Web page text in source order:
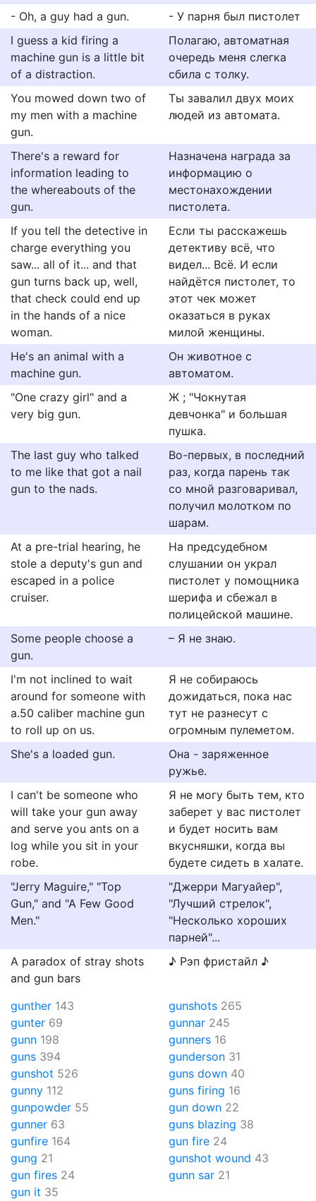
- Oh, a guy had a gun.
- У парня был пистолет
I guess a kid firing a
machine gun is a little bit
of a distraction.
Полагаю, автоматная
очередь меня слегка
сбила с толку.
You mowed down two of
my men with a machine
gun.
Ты завалил двух моих
людей из автомата.
There's a reward for
information leading to
the whereabouts of the
gun.
Назначена награда за
информацию о
местонахождении
пистолета.
If you tell the detective in
charge everything you
saw... all of it... and that
gun turns back up, well,
that check could end up
in the hands of a nice
woman.
Если ты расскажешь
детективу всё, что
видел... Всё. И если
найдётся пистолет, то
этот чек может
оказаться в руках
милой женщины.
He's an animal with a
machine gun.
Он животное с
автоматом.
"One crazy girl" and a
very big gun.
Ж ; "Чокнутая
девчонка" и большая
пушка.
The last guy who talked
to me like that got a nail
gun to the nads.
Во-первых, в последний
раз, когда парень так
со мной разговаривал,
получил молотком по
шарам.
At a pre-trial hearing, he
stole a deputy's gun and
escaped in a police
cruiser.
На предсудебном
слушании он украл
пистолет у помощника
шерифа и сбежал в
полицейской машине.
Some people choose a
gun.
– Я не знаю.
I'm not inclined to wait
around for someone with
a.50 caliber machine gun
to roll up on us.
Я не собираюсь
дожидаться, пока нас
тут не разнесут с
огромным пулеметом.
She's a loaded gun.
Она - заряженное
ружье.
I can't be someone who
will take your gun away
and serve you ants on a
log while you sit in your
robe.
Я не могу быть тем, кто
заберет у вас пистолет
и будет носить вам
вкусняшки, когда вы
будете сидеть в халате.
"Jerry Maguire," "Top
Gun," and "A Few Good
Men."
"Джерри Магуайер",
"Лучший стрелок",
"Несколько хороших
парней"...
A paradox of stray shots
and gun bars
♪ Рэп фристайл ♪
gunther 143
gunter 69
gunn 198
guns 394
gunshot 526
gunny 112
gunpowder 55
gunner 63
gunfire 164
gung 21
gunshots 265
gunnar 245
gunners 16
gunderson 31
guns down 40
guns firing 16
gun down 22
guns blazing 38
gun fire 24
gunshot wound 43
gun fires 24
gun it 35
gunn sar 21